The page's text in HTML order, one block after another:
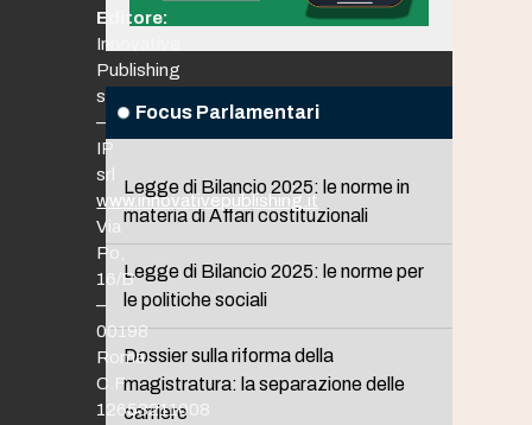
Focus Parlamentari
Legge di Bilancio 2025: le norme in
materia di Affari costituzionali
Legge di Bilancio 2025: le norme per
le politiche sociali
Dossier sulla riforma della
magistratura: la separazione delle
carriere
Editore:
Innovative
Publishing
srl
–
IP
srl
www.innovativepublishing.it
Via
Po,
16/B
–
00198
Roma
C.F.
12653211008